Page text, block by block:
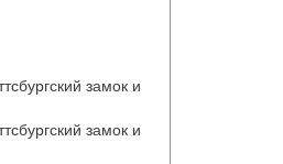
замок и
замок и